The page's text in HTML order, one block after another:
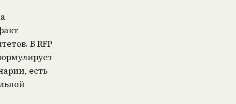
В RFP
есть